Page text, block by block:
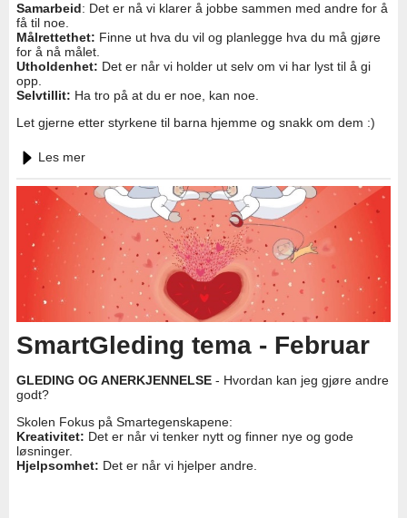
Samarbeid: Det er nå vi klarer å jobbe sammen med andre for å
få til noe.
Målrettethet: Finne ut hva du vil og planlegge hva du må gjøre
for å nå målet.
Utholdenhet: Det er når vi holder ut selv om vi har lyst til å gi
opp.
Selvtillit: Ha tro på at du er noe, kan noe.
Let gjerne etter styrkene til barna hjemme og snakk om dem :)
Les mer
SmartGleding tema - Februar
GLEDING OG ANERKJENNELSE - Hvordan kan jeg gjøre andre
godt?
Skolen Fokus på Smartegenskapene:
Kreativitet: Det er når vi tenker nytt og finner nye og gode
løsninger.
Hjelpsomhet: Det er når vi hjelper andre.